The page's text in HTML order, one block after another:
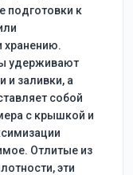
подготовки к
хранению.
удерживают
и заливки, а
собой
с крышкой и
Отлитые из
эти